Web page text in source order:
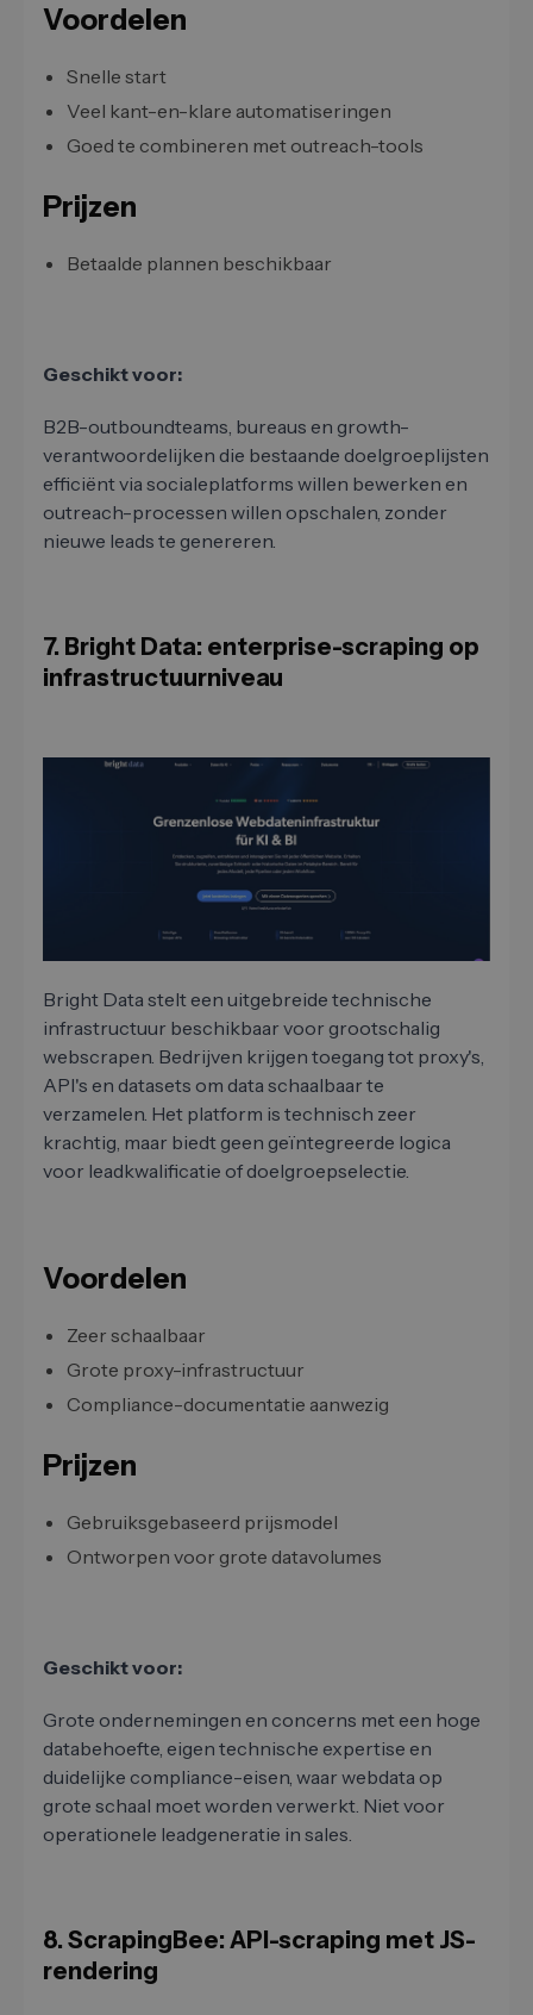
Voordelen
Snelle start
Veel kant-en-klare automatiseringen
Goed te combineren met outreach-tools
Prijzen
Betaalde plannen beschikbaar
Geschikt voor:
B2B-outboundteams, bureaus en growth-
verantwoordelijken die bestaande doelgroeplijsten
efficiënt via socialeplatforms willen bewerken en
outreach-processen willen opschalen, zonder
nieuwe leads te genereren.
7. Bright Data: enterprise-scraping op
infrastructuurniveau
Bright Data stelt een uitgebreide technische
infrastructuur beschikbaar voor grootschalig
webscrapen. Bedrijven krijgen toegang tot proxy's,
API's en datasets om data schaalbaar te
verzamelen. Het platform is technisch zeer
krachtig, maar biedt geen geïntegreerde logica
voor leadkwalificatie of doelgroepselectie.
Voordelen
Zeer schaalbaar
Grote proxy-infrastructuur
Compliance-documentatie aanwezig
Prijzen
Gebruiksgebaseerd prijsmodel
Ontworpen voor grote datavolumes
Geschikt voor:
Grote ondernemingen en concerns met een hoge
databehoefte, eigen technische expertise en
duidelijke compliance-eisen, waar webdata op
grote schaal moet worden verwerkt. Niet voor
operationele leadgeneratie in sales.
8. ScrapingBee: API-scraping met JS-
rendering